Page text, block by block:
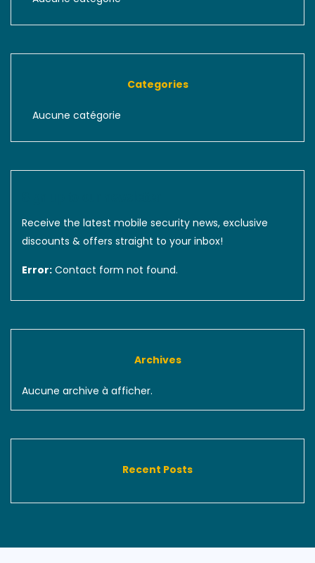
Categories
Aucune catégorie
Receive the latest mobile security news, exclusive
discounts & offers straight to your inbox!
Error: Contact form not found.
Archives
Aucune archive à afficher.
Recent Posts